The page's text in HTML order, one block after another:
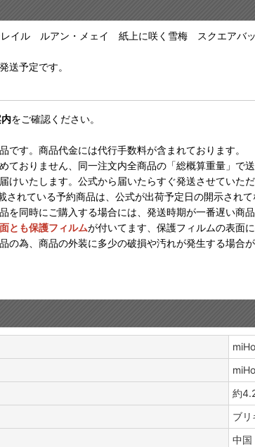
レイル ルアン・メェイ 紙上に咲く雪梅 スクエアバ
送予定です。
をご確認ください。
です。商品代金には代行手数料が含まれております。
ておりません、同一注文内全商品の「総概算重量」で
けいたします。公式から届いたらすぐ発送させてい
されている予約商品は、公式が出荷予定日の開示され
を同時にご購入する場合には、発送時期が一番遅い商
とも保護フィルムが付いてます、保護フィルムの表面
の為、商品の外装に多少の破損や汚れが発生する場合
約
ブリ
中国